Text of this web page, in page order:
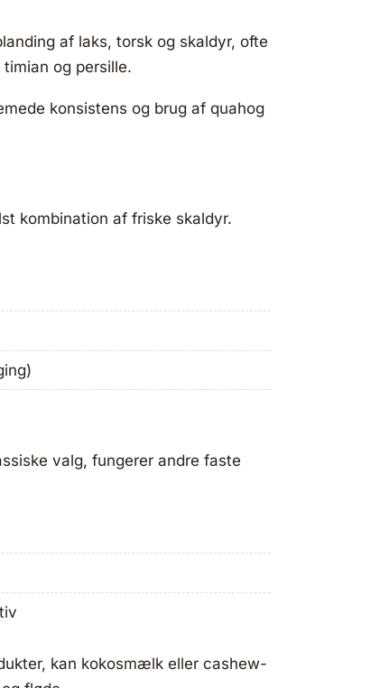
af laks, torsk og skaldyr, ofte
og persille.
konsistens og brug af quahog
kombination af friske skaldyr.
valg, fungerer andre faste
kan kokosmælk eller cashew-